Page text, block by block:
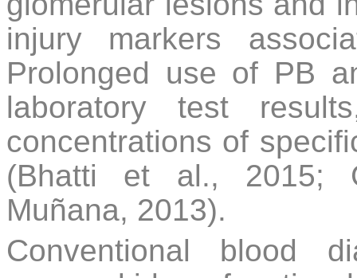
injury markers
Prolonged use of PB
laboratory test
concentrations of
(Bhatti et al., 2015;
Muñana, 2013).
Conventional blood